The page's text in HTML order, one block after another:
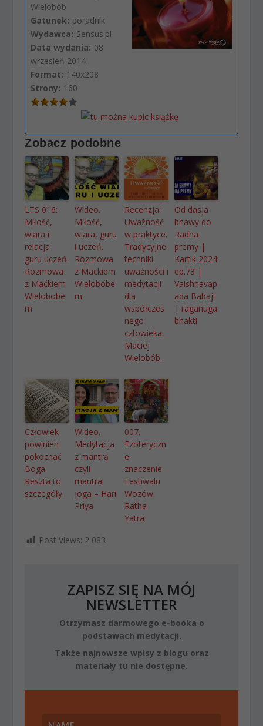
Wielobób
Gatunek: poradnik
Wydawca: Sensus.pl
Data wydania: 08
wrzesień 2014
Format: 140x208
Strony: 160
Zobacz podobne
LTS 016:
Miłość,
wiara i
relacja
guru uczeń.
Rozmowa
z Maćkiem
Wielobobe
m
Wideo.
Miłość,
wiara, guru
i uczeń.
Rozmowa
z Mackiem
Wielobobe
m
Recenzja:
Uważność
w praktyce.
Tradycyjne
techniki
uważności i
medytacji
dla
współczes
nego
człowieka.
Maciej
Wielobób.
Od dasja
bhawy do
Radha
premy |
Kartik 2024
ep.73 |
Vaishnavap
ada Babaji
| raganuga
bhakti
Człowiek
powinien
pokochać
Boga.
Reszta to
szczegóły.
Wideo.
Medytacja
z mantrą
czyli
mantra
joga – Hari
Priya
007.
Ezoteryczn
e
znaczenie
Festiwalu
Wozów
Ratha
Yatra
Post Views: 2 083
ZAPISZ SIĘ NA MÓJ
NEWSLETTER
Otrzymasz darmowego e-booka o
podstawach medytacji.
Także najnowsze wpisy z blogu oraz
materiały tu nie dostępne.